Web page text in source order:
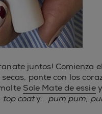
juntos! Comienza
ponte con los
Sole Mate de essie
top coaty… pum pum,